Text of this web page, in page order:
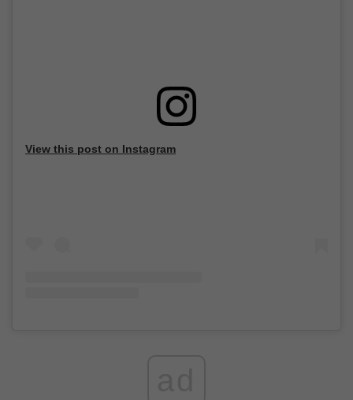
View this post on Instagram